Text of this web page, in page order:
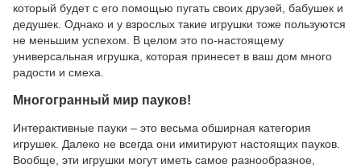
который будет с его помощью пугать своих друзей, бабушек и
дедушек. Однако и у взрослых такие игрушки тоже пользуются
не меньшим успехом. В целом это по-настоящему
универсальная игрушка, которая принесет в ваш дом много
радости и смеха.
Многогранный мир пауков!
Интерактивные пауки – это весьма обширная категория
игрушек. Далеко не всегда они имитируют настоящих пауков.
Вообще, эти игрушки могут иметь самое разнообразное,